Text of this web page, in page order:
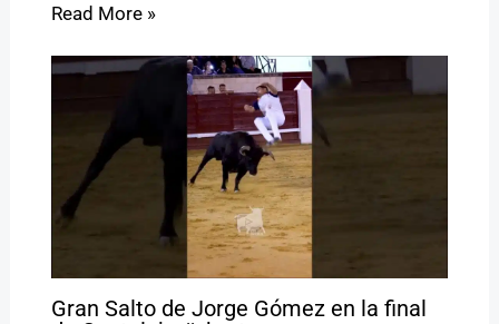
Read More »
Gran Salto de Jorge Gómez en la final